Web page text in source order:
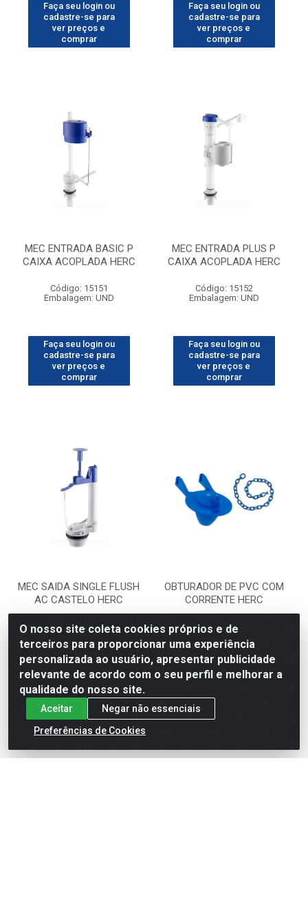
Faça seu login ou
cadastre-se para
ver preços e
comprar
Faça seu login ou
cadastre-se para
ver preços e
comprar
MEC ENTRADA BASIC P
CAIXA ACOPLADA HERC
Código: 15151
Embalagem: UND
Faça seu login ou
cadastre-se para
ver preços e
comprar
MEC ENTRADA PLUS P
CAIXA ACOPLADA HERC
Código: 15152
Embalagem: UND
Faça seu login ou
cadastre-se para
ver preços e
comprar
MEC SAIDA SINGLE FLUSH
AC CASTELO HERC
Código: 15153
Embalagem: UND
cadastre-se para
ver preços e
comprar
OBTURADOR DE PVC COM
CORRENTE HERC
Código: 15157
Embalagem: UND
Faça seu login ou
ver preços e
O nosso site coleta cookies próprios e de
terceiros para proporcionar uma experiência
personalizada ao usuário, apresentar publicidade
relevante de acordo com o seu perfil e melhorar a
qualidade do nosso site.
Aceitar
Negar não essenciais
Preferências de Cookies